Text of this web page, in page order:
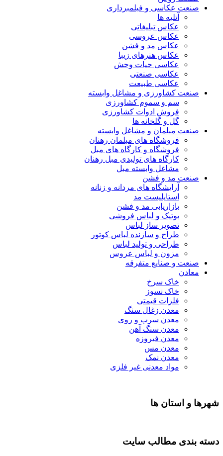
صنعت عکاسی و فیلمبرداری
آتلیه ها
عکاس تبلیغاتی
عکاس عروسی
عکاس مد و فشن
عکاس هنرهای زیبا
عکاسی حیات وحش
عکاسی صنعتی
عکاسی طبیعت
صنعت کشاورزی و مشاغل وابسته
سم و سموم کشاورزی
فروش ادوات کشاورزی
گل و گلخانه ها
صنعت مبلمان و مشاغل وابسته
فروشگاه های مبلمان رهنان
فروشگاه و کارگاه های مبل
کارگاه های تولیدی مبل رهنان
مشاغل وابسته مبل
صنعت مد و فشن
آرایشگاه های مردانه و زنانه
استایلیست مد
بازاریابی مد و فشن
بوتیک و لباس فروشی
تصویر ساز لباس
طراح و سازنده لباس کوتور
طراحی و تولید لباس
مزون و لباس عروس
صنعت و صنایع متفرقه
معادن
خاک سرخ
خاک نسوز
فلزات قیمتی
معدن زغال سنگ
معدن سرب و روی
معدن سنگ آهن
معدن فیروزه
معدن مس
معدن نمک
مواد معدنی غیر فلزی
شهرها و استان ها
دسته بندی مطالب سایت